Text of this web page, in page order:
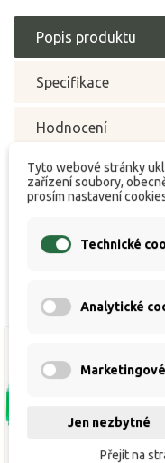
Popis produktu
Specifikace
Hodnocení
Tyto webové stránky
zařízení soubory,
prosím nastavení
Technické
Analytické
Jen nezbytné
Přejít na